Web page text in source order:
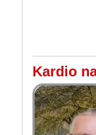
Kardio